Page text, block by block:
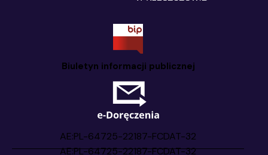
Biuletyn informacji publicznej